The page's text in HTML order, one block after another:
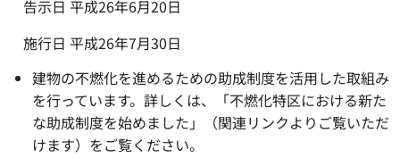
告示日 平成26年6月20日
施行日 平成26年7月30日
建物の不燃化を進めるための助成制度を活用した取組み
を行っています。詳しくは、「不燃化特区における新た
な助成制度を始めました」（関連リンクよりご覧いただ
けます）をご覧ください。